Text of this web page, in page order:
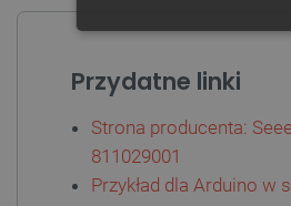
Przydatne linki
Strona producenta:
811029001
Przykład dla Arduino w
TARGETOWANIE